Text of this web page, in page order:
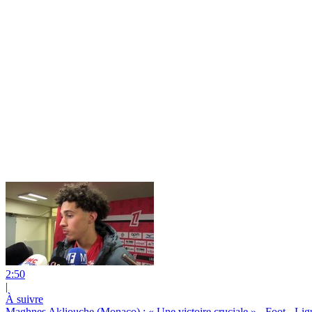
2:50
|
À suivre